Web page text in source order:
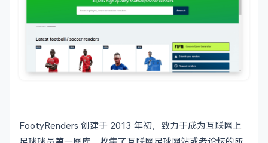
FootyRenders 创建于 2013 年初，致力于成为互联网上